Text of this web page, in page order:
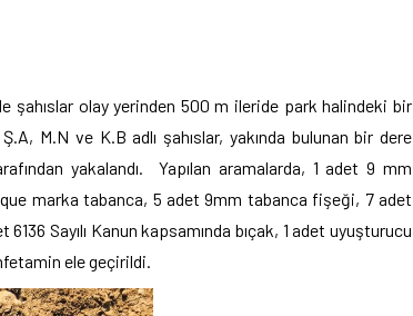
şahıslar olay yerinden 500 m ileride park halindeki bir
M.N ve K.B adlı şahıslar, yakında bulunan bir dere
yakalandı. Yapılan aramalarda, 1 adet 9 mm
marka tabanca, 5 adet 9mm tabanca fişeği, 7 adet
Sayılı Kanun kapsamında bıçak, 1 adet uyuşturucu
ele geçirildi.